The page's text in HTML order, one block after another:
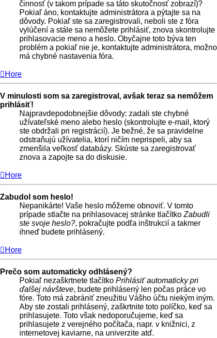
činnosť (v takom prípade sa táto skutočnosť zobrazí)?
Pokiaľ áno, kontaktujte administrátora a pýtajte sa na
dôvody. Pokiaľ ste sa zaregistrovali, neboli ste z fóra
vylúčení a stále sa nemôžete prihlásiť, znova skontrolujte
prihlasovacie meno a heslo. Obyčajne toto býva ten
problém a pokiaľ nie je, kontaktujte administrátora, možno
má chybné nastavenia fóra.
Hore
V minulosti som sa zaregistroval, avšak teraz sa nemôžem
prihlásiť!
Najpravdepodobnejšie dôvody: zadali ste chybné
užívateľské meno alebo heslo (skontrolujte e-mail, ktorý
ste obdržali pri registrácií). Je bežné, že sa pravidelne
odstraňujú užívatelia, ktorí ničím neprispeli, aby sa
zmenšila veľkosť databázy. Skúste sa zaregistrovať
znova a zapojte sa do diskusie.
Hore
Zabudol som heslo!
Nepanikárte! Vaše heslo môžeme obnoviť. V tomto
prípade stlačte na prihlasovacej stránke tlačítko Zabudli
ste svoje heslo?, pokračujte podľa inštrukcií a takmer
ihneď budete prihlásený.
Hore
Prečo som automaticky odhlásený?
Pokiaľ nezaškrtnete tlačítko Prihlásiť automaticky pri
ďalšej návšteve, budete prihlásený len počas práce vo
fóre. Toto má zabrániť zneužitiu Vášho účtu niekým iným.
Aby ste zostali prihlásený, zaškrtnite toto políčko, keď sa
prihlasujete. Toto však nedoporučujeme, keď sa
prihlasujete z verejného počítača, napr. v knižnici, z
internetovej kaviarne, na univerzite atď.